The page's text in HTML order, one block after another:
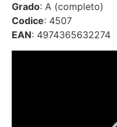
Grado: A (completo)
Codice: 4507
EAN: 4974365632274